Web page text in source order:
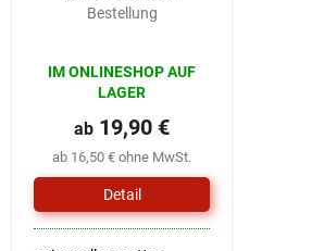
Bestellung
durchschnittliche
Produktbewertung
ist
5,0
von
5
Sternen.
IM ONLINESHOP AUF
LAGER
ab 16,50 € ohne MwSt.
ab 19,90 €
Detail